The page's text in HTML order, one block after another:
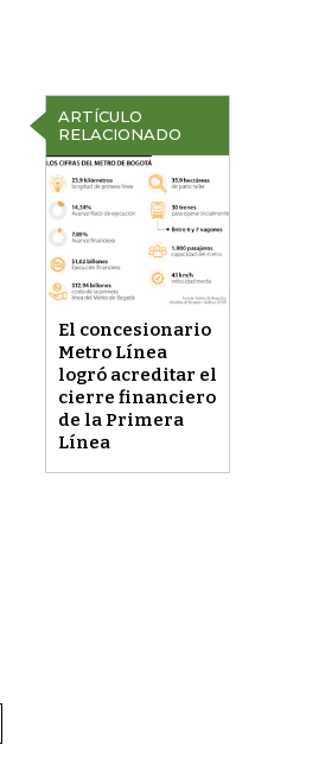
ARTÍCULO
RELACIONADO
El concesionario
Metro Línea
logró acreditar el
cierre financiero
de la Primera
Línea